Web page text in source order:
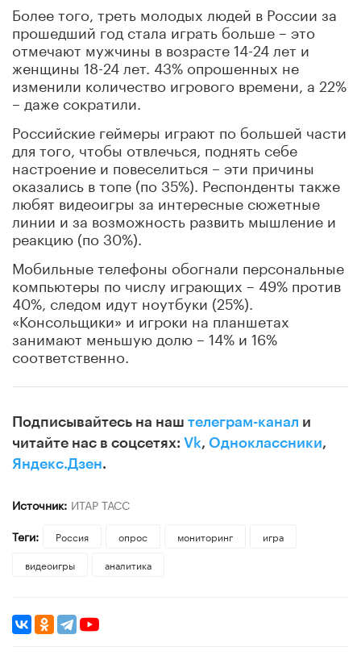
Более того, треть молодых людей в России за
прошедший год стала играть больше – это
отмечают мужчины в возрасте 14-24 лет и
женщины 18-24 лет. 43% опрошенных не
изменили количество игрового времени, а 22%
– даже сократили.
Российские геймеры играют по большей части
для того, чтобы отвлечься, поднять себе
настроение и повеселиться – эти причины
оказались в топе (по 35%). Респонденты также
любят видеоигры за интересные сюжетные
линии и за возможность развить мышление и
реакцию (по 30%).
Мобильные телефоны обогнали персональные
компьютеры по числу играющих – 49% против
40%, следом идут ноутбуки (25%).
«Консольщики» и игроки на планшетах
занимают меньшую долю – 14% и 16%
соответственно.
Подписывайтесь на наш телеграм-канал и
читайте нас в соцсетях: Vk, Одноклассники,
Яндекс.Дзен.
Источник: ИТАР ТАСС
Теги:
Россия опрос мониторинг
игра
видеоигры
аналитика